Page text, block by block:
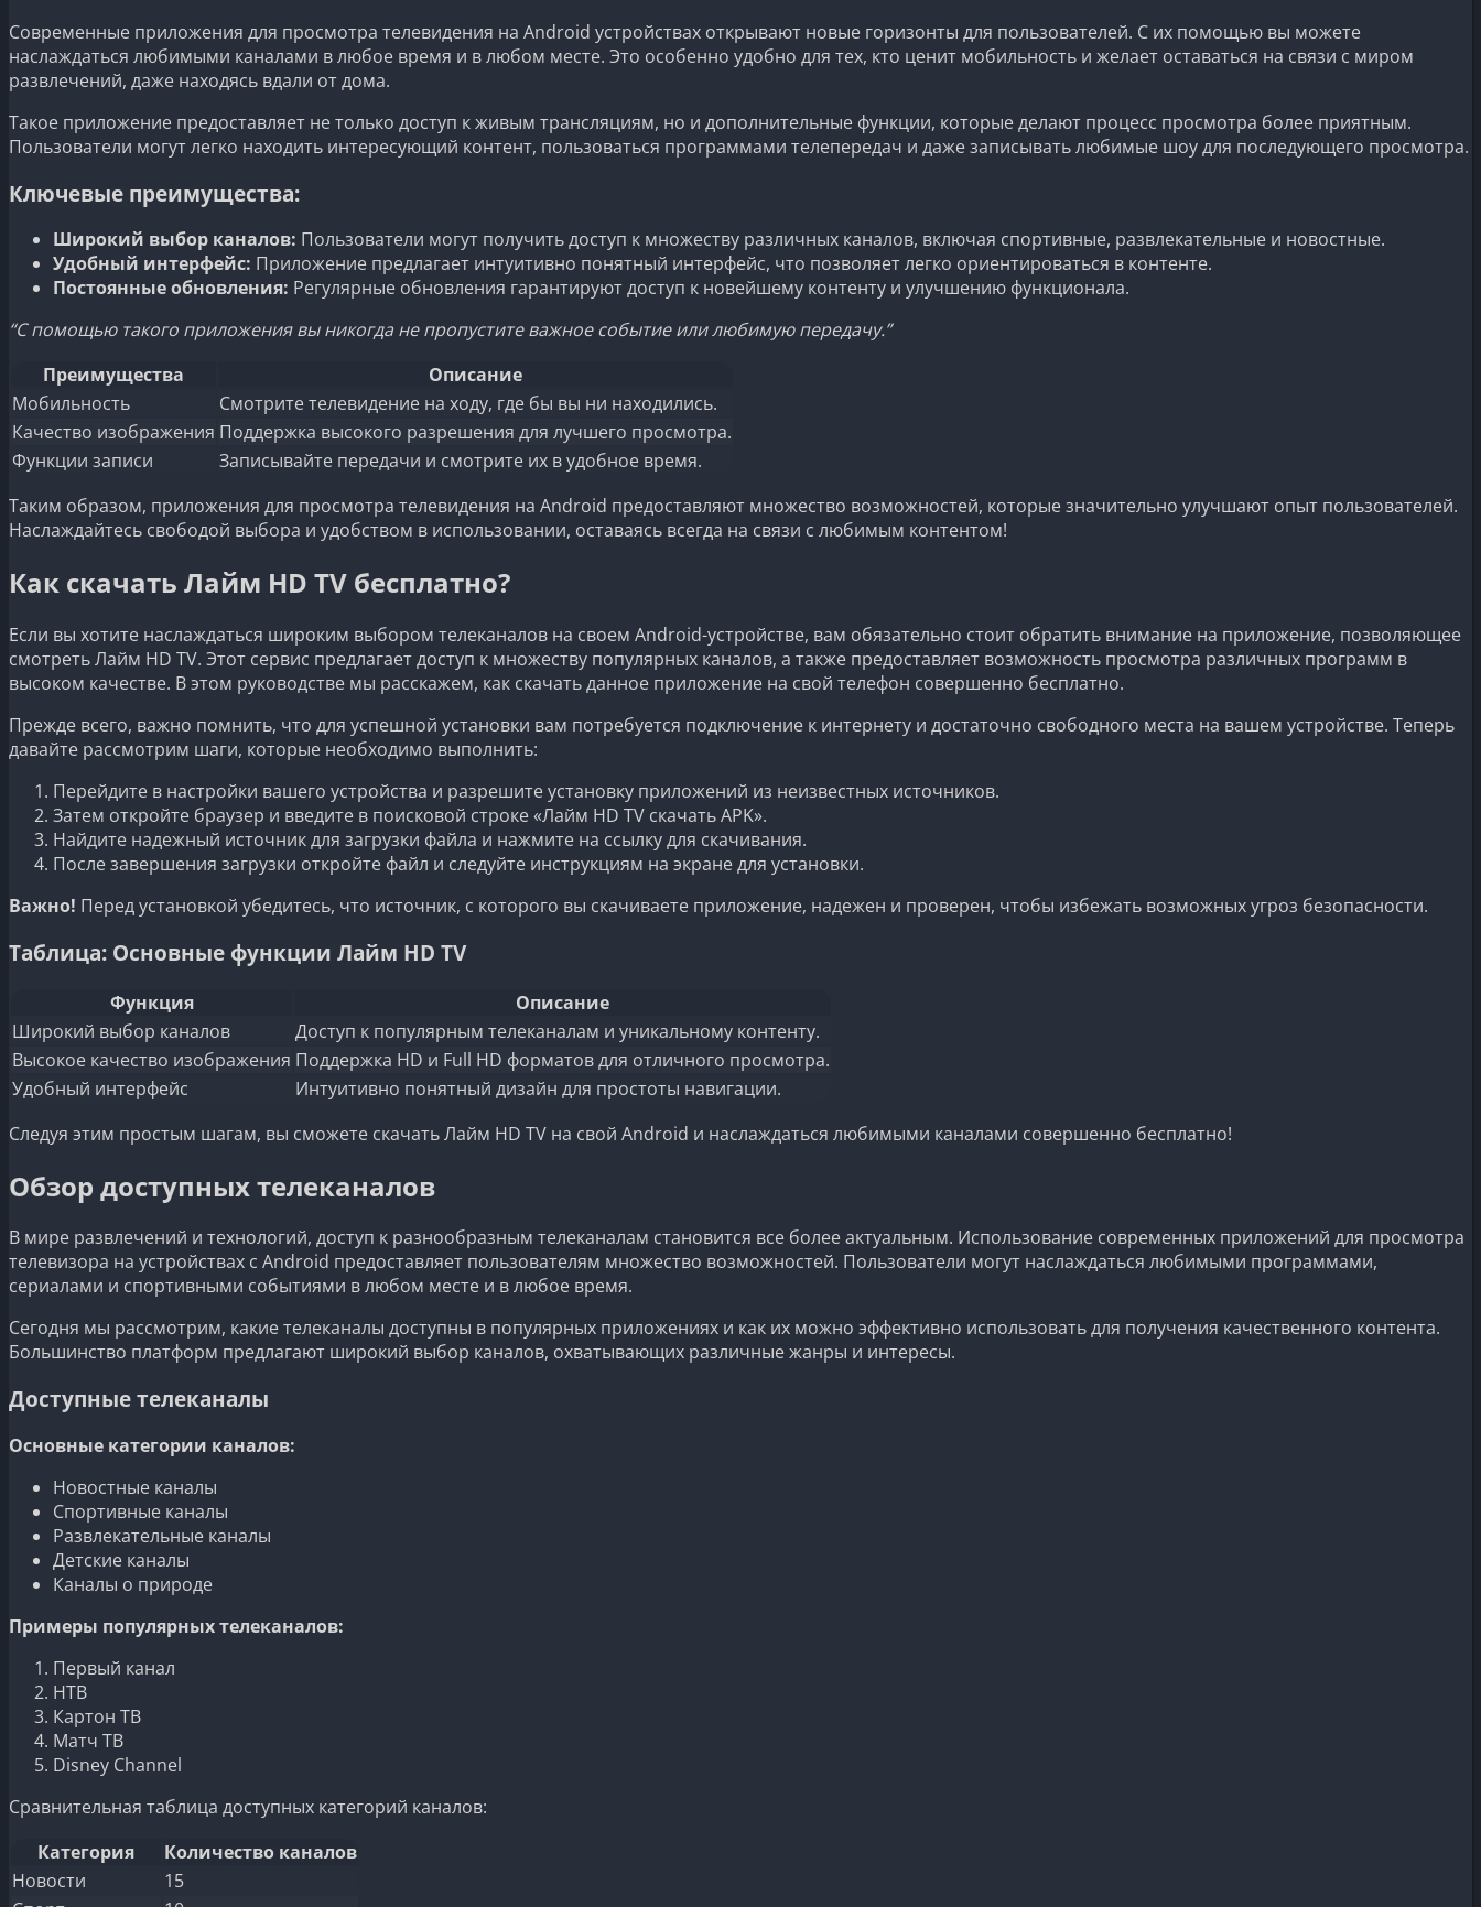
Современные приложения для просмотра телевидения на Android устройствах открывают новые горизонты для пользователей. С их помощью вы можете
наслаждаться любимыми каналами в любое время и в любом месте. Это особенно удобно для тех, кто ценит мобильность и желает оставаться на связи с миром
развлечений, даже находясь вдали от дома.
Такое приложение предоставляет не только доступ к живым трансляциям, но и дополнительные функции, которые делают процесс просмотра более приятным.
Пользователи могут легко находить интересующий контент, пользоваться программами телепередач и даже записывать любимые шоу для последующего просмотра.
Ключевые преимущества:
Широкий выбор каналов: Пользователи могут получить доступ к множеству различных каналов, включая спортивные, развлекательные и новостные.
Удобный интерфейс: Приложение предлагает интуитивно понятный интерфейс, что позволяет легко ориентироваться в контенте.
Постоянные обновления: Регулярные обновления гарантируют доступ к новейшему контенту и улучшению функционала.
“С помощью такого приложения вы никогда не пропустите важное событие или любимую передачу.”
Преимущества
Описание
Мобильность
Смотрите телевидение на ходу, где бы вы ни находились.
Качество изображения Поддержка высокого разрешения для лучшего просмотра.
Функции записи
Записывайте передачи и смотрите их в удобное время.
Таким образом, приложения для просмотра телевидения на Android предоставляют множество возможностей, которые значительно улучшают опыт пользователей.
Наслаждайтесь свободой выбора и удобством в использовании, оставаясь всегда на связи с любимым контентом!
Как скачать Лайм HD TV бесплатно?
Если вы хотите наслаждаться широким выбором телеканалов на своем Android-устройстве, вам обязательно стоит обратить внимание на приложение, позволяющее
смотреть Лайм HD TV. Этот сервис предлагает доступ к множеству популярных каналов, а также предоставляет возможность просмотра различных программ в
высоком качестве. В этом руководстве мы расскажем, как скачать данное приложение на свой телефон совершенно бесплатно.
Прежде всего, важно помнить, что для успешной установки вам потребуется подключение к интернету и достаточно свободного места на вашем устройстве. Теперь
давайте рассмотрим шаги, которые необходимо выполнить:
Перейдите в настройки вашего устройства и разрешите установку приложений из неизвестных источников.
Затем откройте браузер и введите в поисковой строке «Лайм HD TV скачать APK».
Найдите надежный источник для загрузки файла и нажмите на ссылку для скачивания.
После завершения загрузки откройте файл и следуйте инструкциям на экране для установки.
Важно! Перед установкой убедитесь, что источник, с которого вы скачиваете приложение, надежен и проверен, чтобы избежать возможных угроз безопасности.
Таблица: Основные функции Лайм HD TV
Функция
Описание
Широкий выбор каналов
Доступ к популярным телеканалам и уникальному контенту.
Высокое качество изображения Поддержка HD и Full HD форматов для отличного просмотра.
Удобный интерфейс
Интуитивно понятный дизайн для простоты навигации.
Следуя этим простым шагам, вы сможете скачать Лайм HD TV на свой Android и наслаждаться любимыми каналами совершенно бесплатно!
Обзор доступных телеканалов
В мире развлечений и технологий, доступ к разнообразным телеканалам становится все более актуальным. Использование современных приложений для просмотра
телевизора на устройствах с Android предоставляет пользователям множество возможностей. Пользователи могут наслаждаться любимыми программами,
сериалами и спортивными событиями в любом месте и в любое время.
Сегодня мы рассмотрим, какие телеканалы доступны в популярных приложениях и как их можно эффективно использовать для получения качественного контента.
Большинство платформ предлагают широкий выбор каналов, охватывающих различные жанры и интересы.
Доступные телеканалы
Основные категории каналов:
Новостные каналы
Спортивные каналы
Развлекательные каналы
Детские каналы
Каналы о природе
Примеры популярных телеканалов:
Первый канал
НТВ
Картон ТВ
Матч ТВ
Disney Channel
Сравнительная таблица доступных категорий каналов:
Категория
Количество каналов
Новости
15